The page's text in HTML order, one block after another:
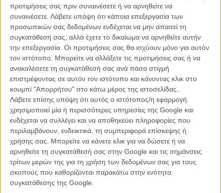
προτιμήσεις σας πριν συναινέσετε ή να αρνηθείτε να
συναινέσετε. Λάβετε υπόψη ότι κάποια επεξεργασία των
προσωπικών σας δεδομένων ενδέχεται να μην απαιτεί τη
συγκατάθεσή σας, αλλά έχετε το δικαίωμα να αρνηθείτε αυτήν
την επεξεργασία. Οι προτιμήσεις σας θα ισχύουν μόνο για αυτόν
τον ιστότοπο. Μπορείτε να αλλάξετε τις προτιμήσεις σας ή να
ανακαλέσετε τη συγκατάθεσή σας ανά πάσα στιγμή
επιστρέφοντας σε αυτόν τον ιστότοπο και κάνοντας κλικ στο
κουμπί "Απορρήτου" στο κάτω μέρος της ιστοσελίδας.
Λάβετε επίσης υπόψη ότι αυτός ο ιστότοπος/η εφαρμογή
χρησιμοποιεί μία ή περισσότερες υπηρεσίες της Google και
ενδέχεται να συλλέγει και να αποθηκεύει πληροφορίες που
περιλαμβάνουν, ενδεικτικά, τη συμπεριφορά επίσκεψης ή
χρήσης σας. Μπορείτε να κάνετε κλικ για να δώσετε ή να
αρνηθείτε τη συγκατάθεσή σας στην Google και τις σημάνσεις
τρίτων μερών της για τη χρήση των δεδομένων σας για τους
σκοπούς που καθορίζονται παρακάτω στην ενότητα
συγκατάθεσης της Google.
Ο Πρόεδρος του AFΙ, Μπομπ Γκαζάλ, δήλωσε: «Για ποιους λόγους
αγαπάμε τη Σίρλεϊ ΜακΛέιν; Θα είναι πρόκληση να τους χωρέσουμε
όλους σε μία βραδιά. Πώς να συνοψίσεις μία ζωή που πέρασε από
τον κινηματογράφο στην τηλεόραση και από το θέατρο, στη
λογοτεχνία και ακόμα πιο μακριά. Ακόμα κι αν σταθεί κανείς στις
ταινίες της, το έργο της διασχίζει κινηματογραφική είδη και δεκαετίες.
Η Σίρλεϊ ΜακΛέιν είναι μία δύναμη της φύσης. Είναι η επιτομή του
όρου «αναγεννησιακή καλλιτέχνις» και είναι τιμή του AFΙ να ρίξει
τους προβολείς του πάνω της...»
Η Σίρλεϊ Μακ Λέιν (το αληθινό της όνομα είναι Σίρλεϊ Μακ Λιν Μπίτι)
γεννήθηκε στις 24 Απριλίου 1934 στο Ρίτσμοντ της Βιρτζίνια.
Χόρευε από τα τέσσερά της χρόνια. Το ανεπίσημο ντεμπούτο της το
έκανε στα 20 της, χορεύοντας μπροστά από ένα ψυγείο: είχε βρει
δουλειά σ' ένα κατάστημα ηλεκτρικών ειδών κι έπρεπε να τραβήξει
το βλέμμα των περαστικών στη βιτρίνα. Στη σκηνή του
Μπρόντγουεϊ ανεβαίνει το 1954 ως αναπληρώτρια χορεύτρια και
στο πανί την αποτυπώνει πρώτος ο μετρ Αλφρεντ Χίτσκοκ στην